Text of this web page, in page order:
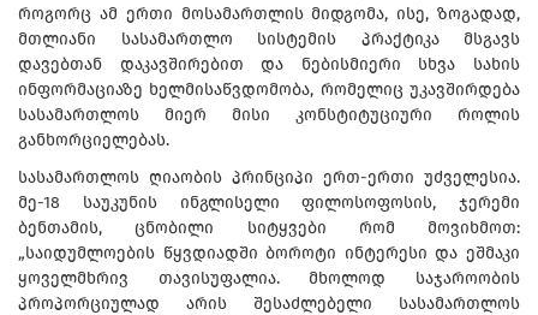
როგორც ამ ერთი მოსამართლის მიდგომა, ისე, ზოგადად,
მთლიანი სასამართლო სისტემის პრაქტიკა მსგავს
დავებთან დაკავშირებით და ნებისმიერი სხვა სახის
ინფორმაციაზე ხელმისაწვდომობა, რომელიც უკავშირდება
სასამართლოს მიერ მისი კონსტიტუციური როლის
განხორციელებას.
სასამართლოს ღიაობის პრინციპი ერთ-ერთი უძველესია.
მე-18 საუკუნის ინგლისელი ფილოსოფოსის, ჯერემი
ბენთამის, ცნობილი სიტყვები რომ მოვიხმოთ:
„საიდუმლოების წყვდიადში ბოროტი ინტერესი და ეშმაკი
ყოველმხრივ თავისუფალია. მხოლოდ საჯაროობის
პროპორციულად არის შესაძლებელი სასამართლოს